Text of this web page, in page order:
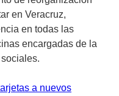
en Veracruz,
en todas las
encargadas de la
a nuevos